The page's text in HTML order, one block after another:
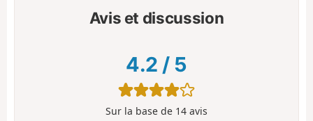
Avis et discussion
4.2 / 5
Sur la base de 14 avis